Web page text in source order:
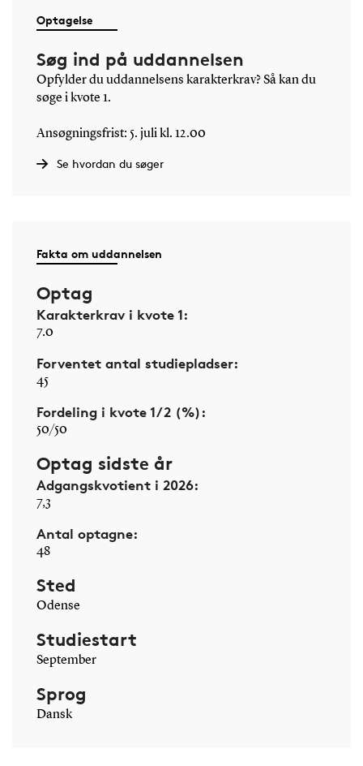
Optagelse
Søg ind på uddannelsen
Opfylder du uddannelsens karakterkrav? Så kan du
søge i kvote 1.
Ansøgningsfrist: 5. juli kl. 12.00
Se hvordan du søger
Fakta om uddannelsen
Optag
Karakterkrav i kvote 1:
7.0
Forventet antal studiepladser:
45
Fordeling i kvote 1/2 (%):
50/50
Optag sidste år
Adgangskvotient i 2026:
7,3
Antal optagne:
48
Sted
Odense
Studiestart
September
Sprog
Dansk